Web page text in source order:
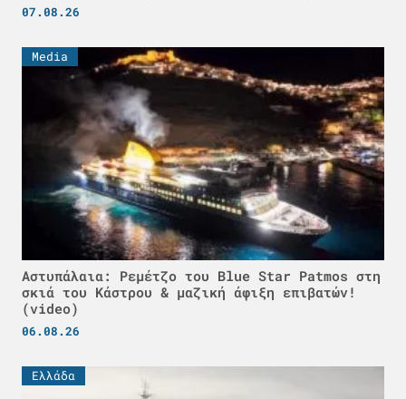
07.08.26
Media
Αστυπάλαια: Ρεμέτζο του Blue Star Patmos στη
σκιά του Κάστρου & μαζική άφιξη επιβατών!
(video)
06.08.26
Ελλάδα